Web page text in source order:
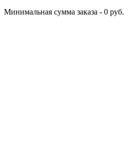
Минимальная сумма заказа - 0 руб.